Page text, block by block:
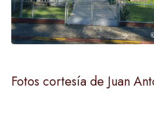
Fotos cortesía de Juan